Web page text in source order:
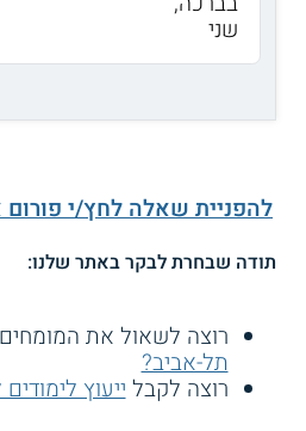
שני
להפניית שאלה לחץ/י פורום
תודה שבחרת לבקר באתר שלנו:
רוצה לשאול את
תל-אביב?
רוצה לקבלייעוץ